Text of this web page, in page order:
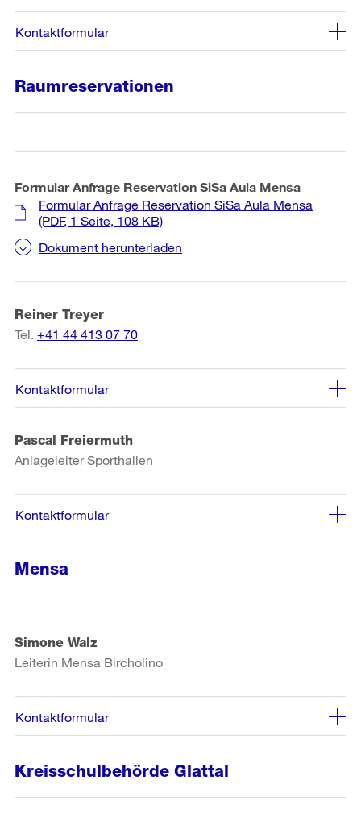
Kontaktformular
Raumreservationen
Formular Anfrage Reservation SiSa Aula Mensa
Formular Anfrage Reservation SiSa Aula Mensa
(PDF, 1 Seite, 108 KB)
Dokument herunterladen
Reiner Treyer
Tel. +41 44 413 07 70
Kontaktformular
Pascal Freiermuth
Anlageleiter Sporthallen
Kontaktformular
Mensa
Simone Walz
Leiterin Mensa Bircholino
Kontaktformular
Kreisschulbehörde Glattal